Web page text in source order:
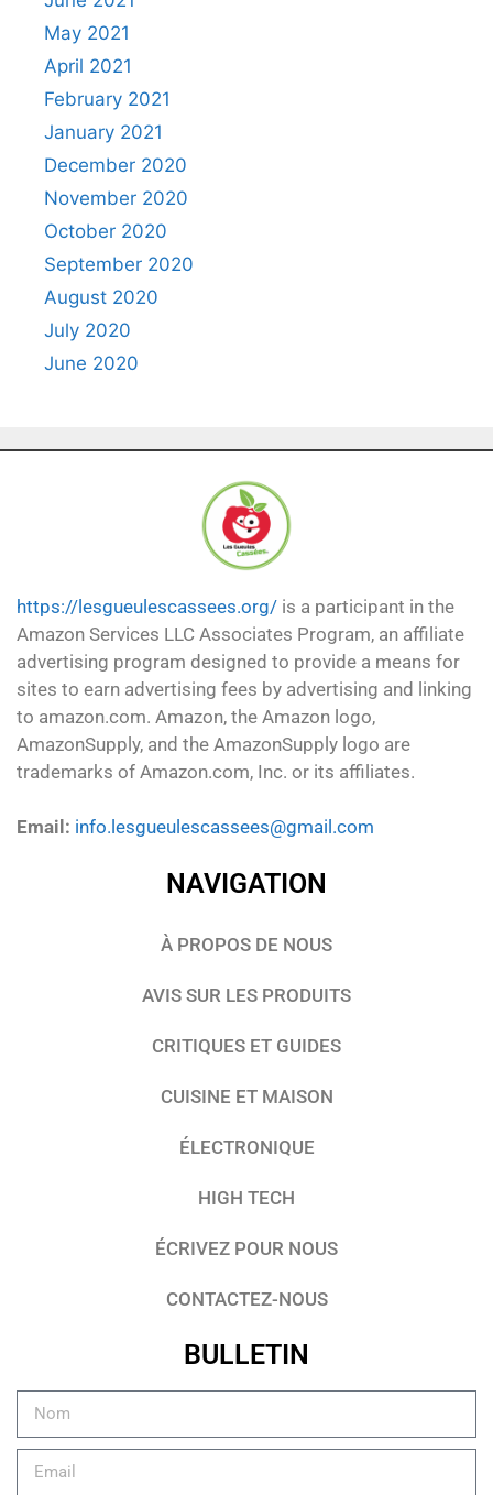
May 2021
April 2021
February 2021
January 2021
December 2020
November 2020
October 2020
September 2020
August 2020
July 2020
June 2020
https://lesgueulescassees.org/ is a participant in the
Amazon Services LLC Associates Program, an affiliate
advertising program designed to provide a means for
sites to earn advertising fees by advertising and linking
to amazon.com. Amazon, the Amazon logo,
AmazonSupply, and the AmazonSupply logo are
trademarks of Amazon.com, Inc. or its affiliates.
Email: info.lesgueulescassees@gmail.com
NAVIGATION
À PROPOS DE NOUS
AVIS SUR LES PRODUITS
CRITIQUES ET GUIDES
CUISINE ET MAISON
ÉLECTRONIQUE
HIGH TECH
ÉCRIVEZ POUR NOUS
CONTACTEZ-NOUS
BULLETIN